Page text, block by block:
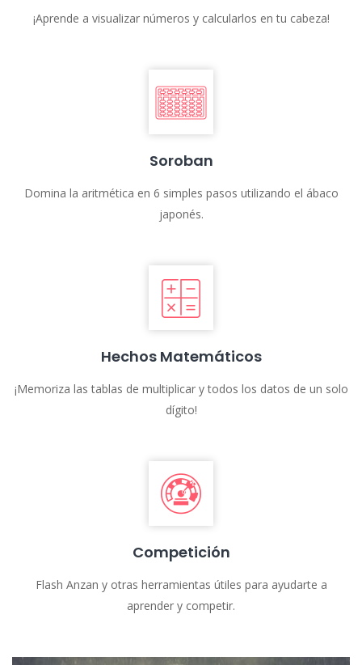
¡Aprende a visualizar números y calcularlos en tu cabeza!
Soroban
Domina la aritmética en 6 simples pasos utilizando el ábaco
japonés.
Hechos Matemáticos
¡Memoriza las tablas de multiplicar y todos los datos de un solo
dígito!
Competición
Flash Anzan y otras herramientas útiles para ayudarte a
aprender y competir.